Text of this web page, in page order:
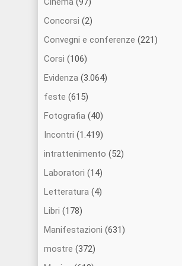
Concorsi (2)
Convegni e conferenze (221)
Corsi (106)
Evidenza (3.064)
feste (615)
Fotografia (40)
Incontri (1.419)
intrattenimento (52)
Laboratori (14)
Letteratura (4)
Libri (178)
Manifestazioni (631)
mostre (372)